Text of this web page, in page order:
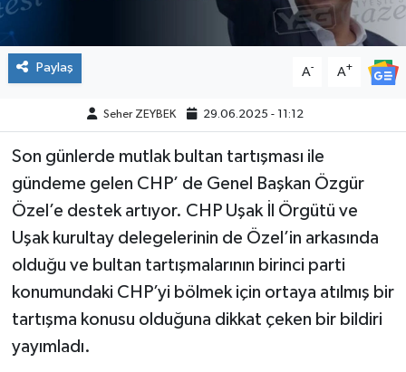
Paylaş A- A+
Seher ZEYBEK 29.06.2025 - 11:12
Son günlerde mutlak bultan tartışması ile
gündeme gelen CHP’ de Genel Başkan Özgür
Özel’e destek artıyor. CHP Uşak İl Örgütü ve
Uşak kurultay delegelerinin de Özel’in arkasında
olduğu ve bultan tartışmalarının birinci parti
konumundaki CHP’yi bölmek için ortaya atılmış bir
tartışma konusu olduğuna dikkat çeken bir bildiri
yayımladı.